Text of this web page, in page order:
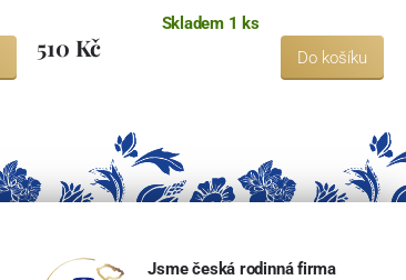
Skladem 1 ks
510 Kč Do košíku
Jsme česká rodinná firma